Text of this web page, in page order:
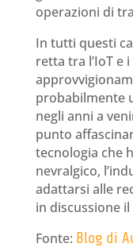
operazioni di
In tutti questi
retta tra l’IoT e
probabilmente
negli anni a
punto
tecnologia che
nevralgico,
adattarsi alle
in discussione
Fonte: Blog di